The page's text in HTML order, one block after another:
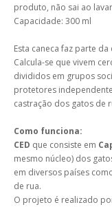
produto, não sai ao
Capacidade: 300 ml
Esta caneca faz parte da
Calcula-se que vivem
divididos em grupos
protetores
castração dos gatos de
Como funciona:
CED que consiste em
mesmo núcleo) dos
em diversos países
de rua.
O projeto é realizado